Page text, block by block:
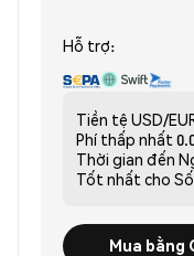
Hỗ trợ:
Tiền tệ USD/
Phí thấp nhất
Thời gian đến
Tốt nhất cho
Mua bằng